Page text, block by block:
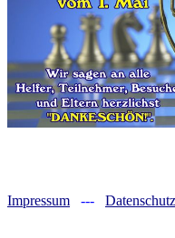
Impressum ---